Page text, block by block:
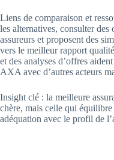
Liens de comparaison et
les alternatives, consulter
assureurs et proposent des
vers le meilleur rapport
et des analyses d’offres
AXA avec d’autres acteurs
Insight clé : la meilleure
chère, mais celle qui
adéquation avec le profil de